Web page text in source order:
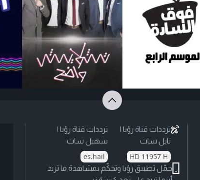
ترددات قناة رؤيا |
نايل سات
HD 11957 H
ترددات قناة رؤيا |
سهيل سات
es.hail
حمّل تطبيق رؤيا وتحكّم بمشاهدة ما تريد